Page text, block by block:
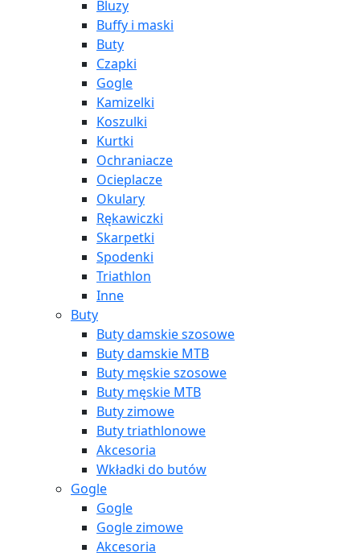
Bluzy
Buffy i maski
Buty
Czapki
Gogle
Kamizelki
Koszulki
Kurtki
Ochraniacze
Ocieplacze
Okulary
Rękawiczki
Skarpetki
Spodenki
Triathlon
Inne
Buty
Buty damskie szosowe
Buty damskie MTB
Buty męskie szosowe
Buty męskie MTB
Buty zimowe
Buty triathlonowe
Akcesoria
Wkładki do butów
Gogle
Gogle
Gogle zimowe
Akcesoria